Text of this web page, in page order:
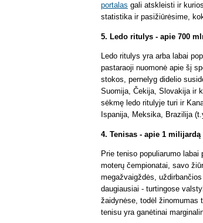
portalas gali atskleisti ir
statistika ir pasižiūrėsime,
5. Ledo ritulys - apie 700
Ledo ritulys yra arba labai
pastaraoji nuomonė apie šį
stokos, pernelyg didelio
Suomija, Čekija, Slovakija ir
sėkmę ledo ritulyje turi ir
Ispanija, Meksika, Brazilija
4. Tenisas - apie 1 milijardą
Prie teniso populiarumo
moterų čempionatai, savo
megažvaigždės,
daugiausiai - turtingose
žaidynėse, todėl žinomumas
tenisu yra ganėtinai